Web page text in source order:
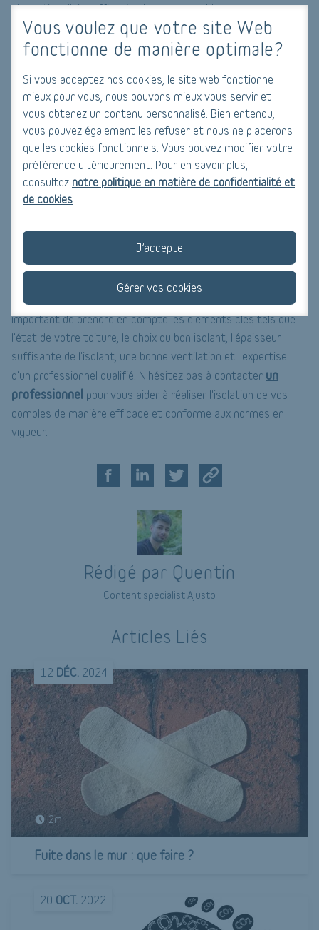
Vous voulez que votre site Web
fonctionne de manière optimale?
Si vous acceptez nos cookies, le site web fonctionne
mieux pour vous, nous pouvons mieux vous servir et
vous obtenez un contenu personnalisé. Bien entendu,
vous pouvez également les refuser et nous ne placerons
que les cookies fonctionnels. Vous pouvez modifier votre
préférence ultérieurement. Pour en savoir plus,
consultez notre politique en matière de confidentialité et
de cookies
J’accepte
Gérer vos cookies
circulation d'air suffisante dans vos combles.
Faire appel à un professionnel
complexe, surtout si vous n'avez pas l'expérience et les
compétences nécessaires. Pour vous assurer une isolation
efficace et conforme aux normes en vigueur, il est
recommandé defaire appel à un professionnel qualifié. Un
professionnel pourra évaluer l'état de votre toiture, choisir le
bon isolant, installer l'isolant de manière optimale et s'assurer
d'une ventilation adéquate.
Conclusion
Isoler efficacement vos combles est un investissement
rentable pour améliorer le confort thermique de votre maison
et réduire votre consommation d'énergie. Cependant, il est
important de prendre en compte les éléments clés tels que
l'état de votre toiture, le choix du bon isolant, l'épaisseur
suffisante de l'isolant, une bonne ventilation et l'expertise
d'un professionnel qualifié. N'hésitez pas à contacter un
professionnel pour vous aider à réaliser l'isolation de vos
combles de manière efficace et conforme aux normes en
vigueur.
Rédigé par Quentin
Content specialist Ajusto
Articles Liés
12 DÉC. 2024
2m
Fuite dans le mur : que faire ?
20 OCT. 2022